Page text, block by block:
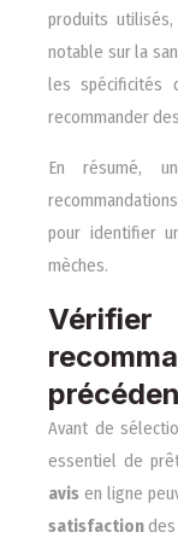
produits
notable sur la
les spécificités
recommander
En résumé,
pour identifier
mèches.
Avant de
essentiel de
avis en ligne
satisfaction